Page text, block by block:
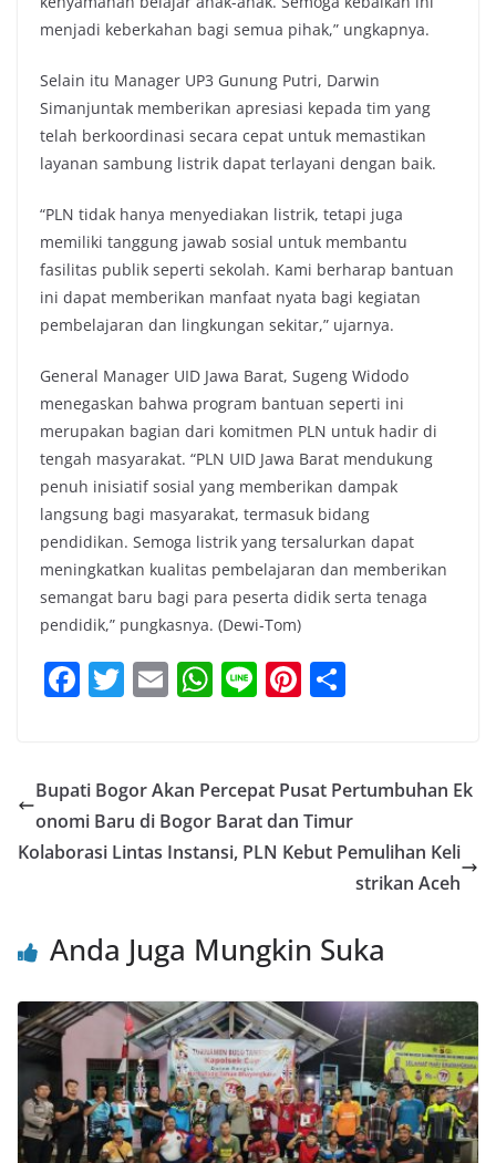
menjadi keberkahan bagi semua pihak,” ungkapnya.
Selain itu Manager UP3 Gunung Putri, Darwin
Simanjuntak memberikan apresiasi kepada tim yang
telah berkoordinasi secara cepat untuk memastikan
layanan sambung listrik dapat terlayani dengan baik.
“PLN tidak hanya menyediakan listrik, tetapi juga
memiliki tanggung jawab sosial untuk membantu
fasilitas publik seperti sekolah. Kami berharap bantuan
ini dapat memberikan manfaat nyata bagi kegiatan
pembelajaran dan lingkungan sekitar,” ujarnya.
General Manager UID Jawa Barat, Sugeng Widodo
menegaskan bahwa program bantuan seperti ini
merupakan bagian dari komitmen PLN untuk hadir di
tengah masyarakat. “PLN UID Jawa Barat mendukung
penuh inisiatif sosial yang memberikan dampak
langsung bagi masyarakat, termasuk bidang
pendidikan. Semoga listrik yang tersalurkan dapat
meningkatkan kualitas pembelajaran dan memberikan
semangat baru bagi para peserta didik serta tenaga
pendidik,” pungkasnya. (Dewi-Tom)
F
e
b
o
T
er
E
l
W
s
A
p
Li Pi
e
st
e
Bupati Bogor Akan Percepat Pusat Pertumbuhan Ek
onomi Baru di Bogor Barat dan Timur
Kolaborasi Lintas Instansi, PLN Kebut Pemulihan Keli
strikan Aceh
Anda Juga Mungkin Suka